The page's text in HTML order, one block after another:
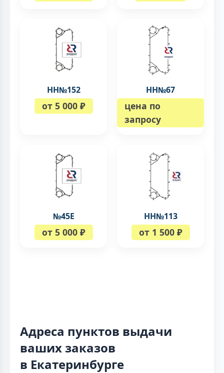
НН№152
от 5 000 ₽
НН№67
цена по
запросу
№45Е
от 5 000 ₽
НН№113
от 1 500 ₽
Адреса пунктов выдачи
ваших заказов
в Екатеринбурге